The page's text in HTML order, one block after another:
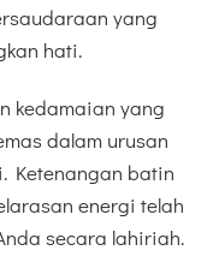
yang
hati.
kedamaian yang
dalam urusan
Ketenangan batin
energi telah
secara lahiriah.